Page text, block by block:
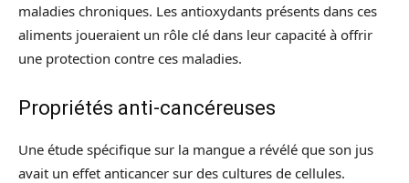
maladies chroniques. Les antioxydants présents dans ces
aliments joueraient un rôle clé dans leur capacité à offrir
une protection contre ces maladies.
Propriétés anti-cancéreuses
Une étude spécifique sur la mangue a révélé que son jus
avait un effet anticancer sur des cultures de cellules.